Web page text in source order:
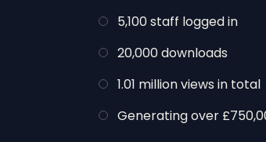
5,100 staff logged in
20,000 downloads
1.01 million views in total
Generating over